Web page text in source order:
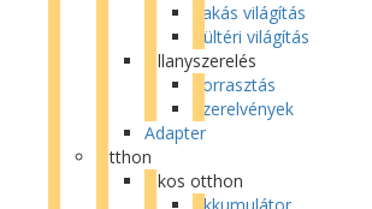
Lakás világítás
Kültéri világítás
Villanyszerelés
Forrasztás
Szerelvények
Adapter
Otthon
Okos otthon